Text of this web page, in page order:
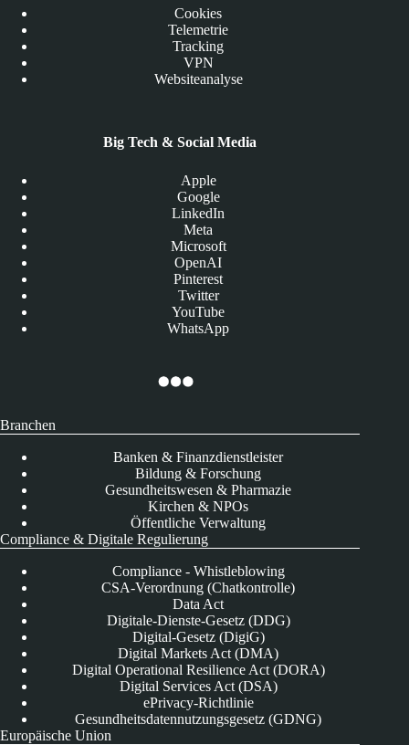
Cookies
Telemetrie
Tracking
VPN
Websiteanalyse
Big Tech & Social Media
Apple
Google
LinkedIn
Meta
Microsoft
OpenAI
Pinterest
Twitter
YouTube
WhatsApp
Branchen
Banken & Finanzdienstleister
Bildung & Forschung
Gesundheitswesen & Pharmazie
Kirchen & NPOs
Öffentliche Verwaltung
Compliance & Digitale Regulierung
Compliance - Whistleblowing
CSA-Verordnung (Chatkontrolle)
Data Act
Digitale-Dienste-Gesetz (DDG)
Digital-Gesetz (DigiG)
Digital Markets Act (DMA)
Digital Operational Resilience Act (DORA)
Digital Services Act (DSA)
ePrivacy-Richtlinie
Gesundheitsdatennutzungsgesetz (GDNG)
Europäische Union